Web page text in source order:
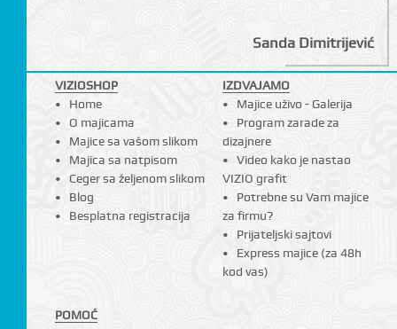
Sanda Dimitrijević
VIZIOSHOP
Home
O majicama
Majice sa vašom slikom
Majica sa natpisom
Ceger sa željenom slikom
Blog
Besplatna registracija
IZDVAJAMO
Majice uživo - Galerija
Program zarade za
dizajnere
Video kako je nastao
VIZIO grafit
Potrebne su Vam majice
za firmu?
Prijateljski sajtovi
Express majice (za 48h
kod vas)
POMOĆ